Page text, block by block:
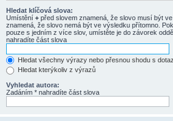
Hledat klíčová slova:
Umístění + před slovem znamená, že slovo musí být
znamená, že slovo nemá být ve výsledku přítomno.
pouze s jedním z více slov, umístěte je do závorek
nahradíte část slova
Hledat všechny výrazy nebo přesnou shodu s
Hledat kterýkoliv z výrazů
Vyhledat autora:
Zadáním * nahradíte část slova